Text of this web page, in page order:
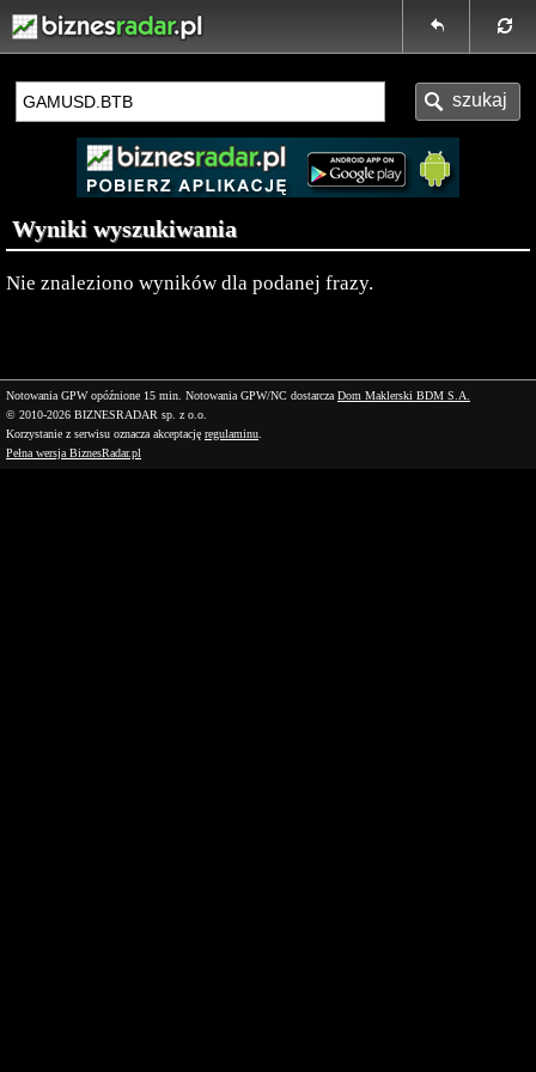
Wyniki wyszukiwania
Nie znaleziono wyników dla podanej frazy.
Notowania GPW opóźnione 15 min. Notowania GPW/NC dostarcza Dom Maklerski BDM S.A.
© 2010-2026 BIZNESRADAR sp. z o.o.
Korzystanie z serwisu oznacza akceptację regulaminu
Pełna wersja BiznesRadar.pl